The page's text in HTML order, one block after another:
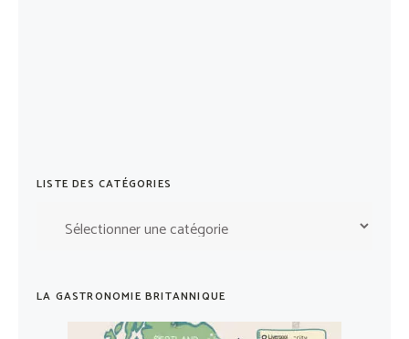
LISTE DES CATÉGORIES
catégories
LA GASTRONOMIE BRITANNIQUE